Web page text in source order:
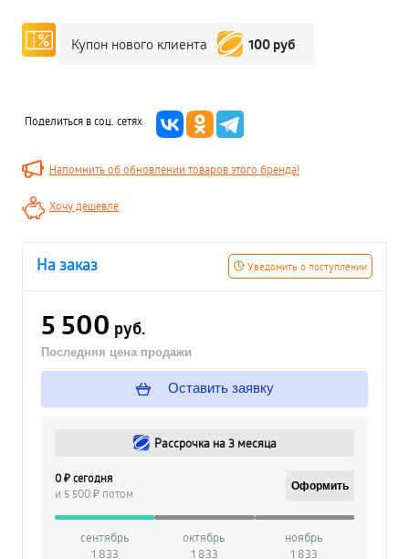
Купон нового клиента 100 руб
Поделиться в соц. сетях
Напомнить об обновлении товаров этого бренда!
Хочу дешевле
Уведомить о поступлении
На заказ
5 500 руб.
Последняя цена продажи
Оставить заявку
Рассрочка на 3 месяца
0 ₽ сегодня
и 5 500 ₽ потом
Оформить
сентябрь
1 833
октябрь
1 833
ноябрь
1 833